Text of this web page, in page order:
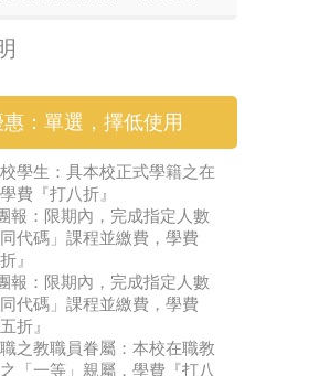
：單選，擇低使用
學生：具本校正式學籍之在
費『打八折』
報：限期內，完成指定人數
代碼」課程並繳費，學費
』
報：限期內，完成指定人數
代碼」課程並繳費，學費
折』
之教職員眷屬：本校在職教
「一等」親屬，學費『打八